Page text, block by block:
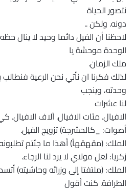
نتصور الحياة
دونه. ولكن ..
لاحظنا أن الفيل دائما وحيد لا ينال
الوحدة موحشة يا
ملك الزمان.
لذلك فكرنا ان نأتي نحن الرعية
وحدته، وينجب
لنا عشرات
الافيال. مئات الافيال. آلاف الافيال.
أصوات: _كالحشرجة) تزويج الفيل.
الملك: (مقهقهاً) أهذا ما جئتم
زكريا: لعل مولاي لا يرد لنا الرجاء.
الملك: (ملتفتا إلى وزرائه وحاشيته)
الطرافة. كنت أقول